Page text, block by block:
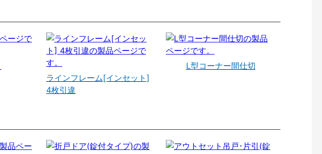
ラインフレーム[インセット]
4枚引違
L型コーナー間仕切